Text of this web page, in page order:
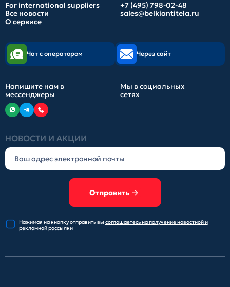
For international suppliers
Все новости
О сервисе
+7 (495) 798-02-48
sales@belkiantitela.ru
НОВОСТИ И АКЦИИ
Отправить
Нажимая на кнопку отправитьвы соглашаетесь на получениеновостной и
рекламной рассылки
Чат с оператором Через сайт
Напишите нам в
мессенджеры
Мы в социальных
сетях